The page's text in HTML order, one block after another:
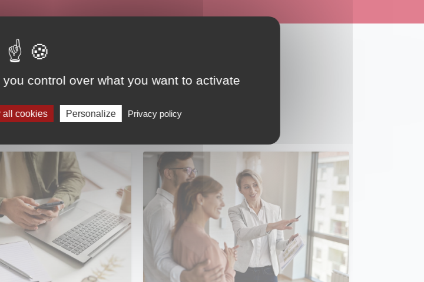
à votre service
votre ville
control over what you want to activate
all cookies Personalize Privacy policy